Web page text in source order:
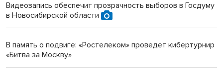
Видеозапись обеспечит прозрачность выборов в Госдуму
в Новосибирской области
В память о подвиге: «Ростелеком» проведет кибертурнир
«Битва за Москву»